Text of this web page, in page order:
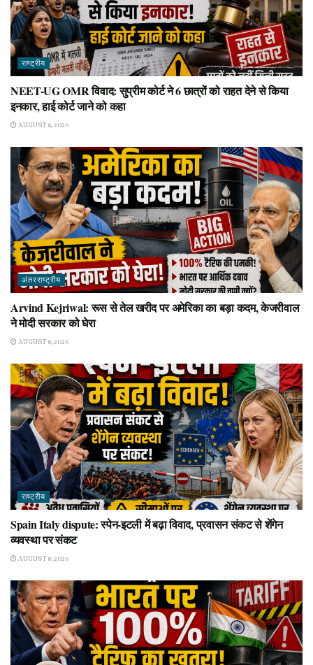
राष्ट्रीय
NEET-UG OMR विवाद: सुप्रीम कोर्ट ने 6 छात्रों को राहत देने से किया
इनकार, हाई कोर्ट जाने को कहा
AUGUST 8, 2026
अंतरराष्ट्रीय
Arvind Kejriwal: रूस से तेल खरीद पर अमेरिका का बड़ा कदम, केजरीवाल
ने मोदी सरकार को घेरा
AUGUST 8, 2026
राष्ट्रीय
Spain Italy dispute: स्पेन-इटली में बढ़ा विवाद, प्रवासन संकट से शेंगेन
व्यवस्था पर संकट
AUGUST 8, 2026